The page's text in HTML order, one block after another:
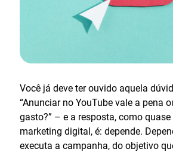
Você já deve ter ouvido aquela
“Anunciar no YouTube vale a pena
gasto?” – e a resposta, como
marketing digital, é: depende.
executa a campanha, do objetivo